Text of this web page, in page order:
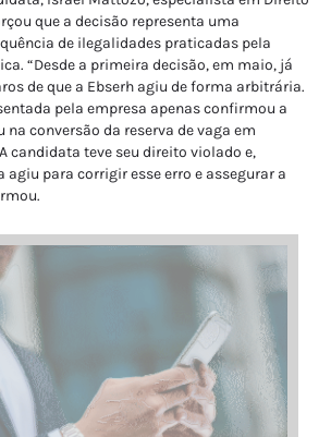
que a decisão representa uma
de ilegalidades praticadas pela
“Desde a primeira decisão, em maio, já
de que a Ebserh agiu de forma arbitrária.
pela empresa apenas confirmou a
na conversão da reserva de vaga em
candidata teve seu direito violado e,
agiu para corrigir esse erro e assegurar a